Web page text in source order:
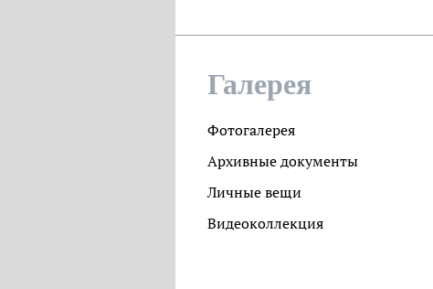
Галерея
Фотогалерея
Архивные документы
Личные вещи
Видеоколлекция